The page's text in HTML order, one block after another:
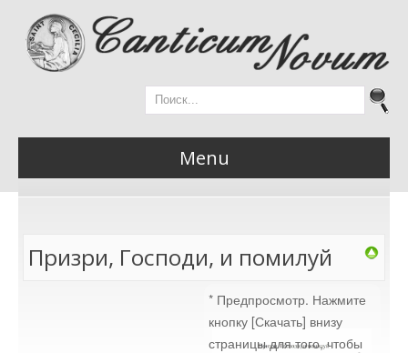
Menu
Призри, Господи, и помилуй
* Предпросмотр. Нажмите
кнопку [Скачать] внизу
страницы для того, чтобы